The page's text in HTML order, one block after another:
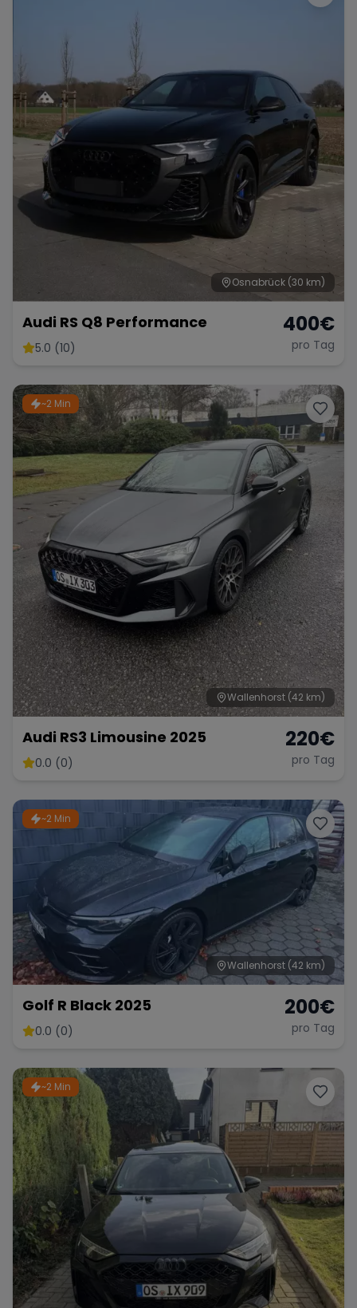
Osnabrück (30 km)
Audi RS Q8 Performance
5.0 (10)
400€
pro Tag
~2 Min
Wallenhorst (42 km)
Audi RS3 Limousine 2025
0.0 (0)
220€
pro Tag
~2 Min
Wallenhorst (42 km)
Golf R Black 2025
0.0 (0)
200€
pro Tag
~2 Min